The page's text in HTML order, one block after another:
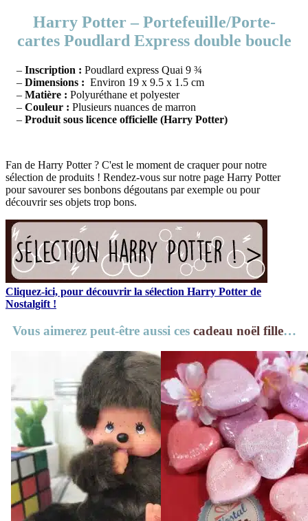
Harry Potter – Portefeuille/Porte-
cartes Poudlard Express double boucle
– Inscription : Poudlard express Quai 9 ¾
– Dimensions : Environ 19 x 9.5 x 1.5 cm
– Matière : Polyuréthane et polyester
– Couleur : Plusieurs nuances de marron
– Produit sous licence officielle (Harry Potter)
Fan de Harry Potter ? C'est le moment de craquer pour notre
sélection de produits ! Rendez-vous sur notre page Harry Potter
pour savourer ses bonbons dégoutans par exemple ou pour
découvrir ses objets trop bons.
Cliquez-ici, pour découvrir la sélection Harry Potter de
Nostalgift !
Vous aimerez peut-être aussi ces cadeau noël fille…